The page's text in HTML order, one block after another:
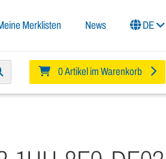
Merklisten News DE
0 Artikel im Warenkorb